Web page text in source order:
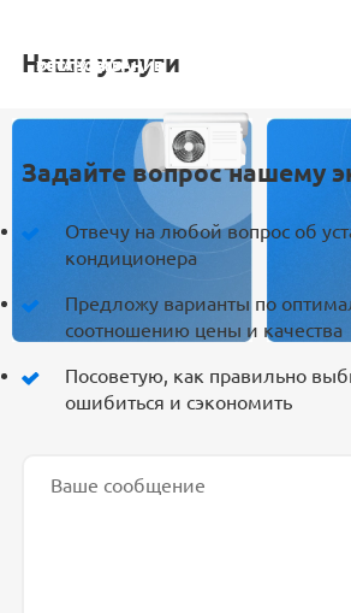
Наши услуги
УСТАНОВКА
ОБСЛУЖИВАНИЕ
Задайте вопрос нашему
Отвечу на любой вопрос об
кондиционера
Предложу варианты по
соотношению цены и качества
Посоветую, как правильно
ошибиться и сэкономить